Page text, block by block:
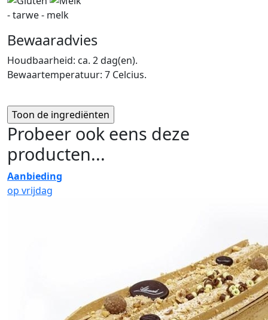
- tarwe - melk
Bewaaradvies
Houdbaarheid: ca. 2 dag(en).
Bewaartemperatuur: 7 Celcius.
Probeer ook eens deze
producten...
Aanbieding
op vrijdag